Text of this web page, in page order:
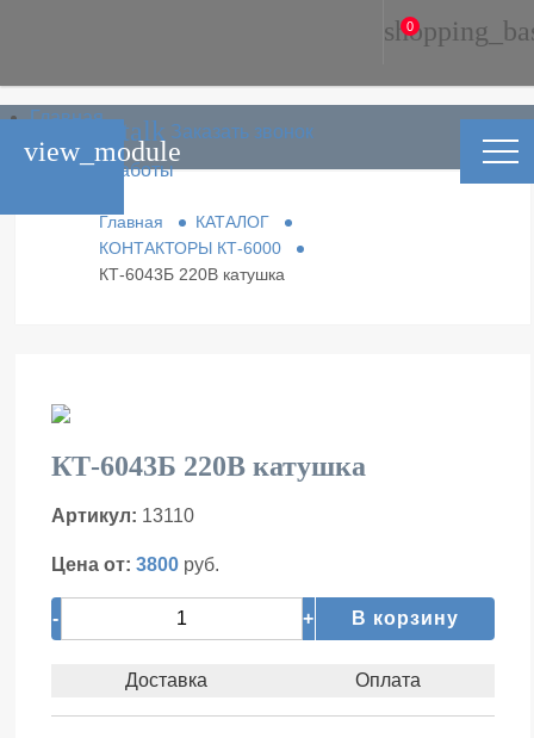
phone_in_talk Заказать звонок
Главная
Каталог
Условия работы
0
Главная
КАТАЛОГ
КОНТАКТОРЫ КТ-6000
КТ-6043Б 220В катушка
КТ-6043Б 220В катушка
Артикул: 13110
Цена от: 3800 руб.
- + В корзину
Доставка Оплата
view_module